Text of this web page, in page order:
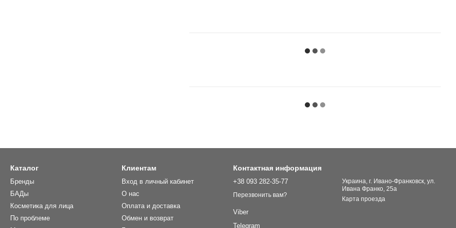
Каталог
Бренды
БАДы
Косметика для лица
По проблеме
Клиентам
Вход в личный кабинет
О нас
Оплата и доставка
Обмен и возврат
Контактная информация
+38 093 282-35-77
Перезвонить вам?
Viber
Telegram
Украина, г. Ивано-Франковск, ул.
Ивана Франко, 25а
Карта проезда